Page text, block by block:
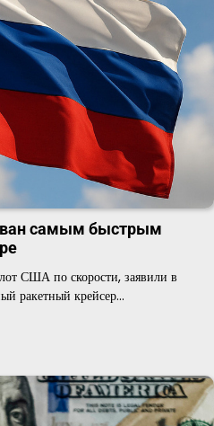
самым быстрым
США по скорости, заявили в
ракетный крейсер…